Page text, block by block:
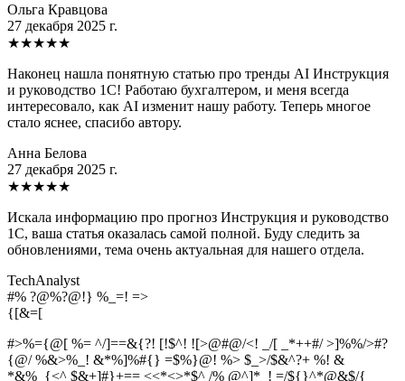
Ольга Кравцова
27 декабря 2025 г.
★★★★★
Наконец нашла понятную статью про тренды AI Инструкция
и руководство 1C! Работаю бухгалтером, и меня всегда
интересовало, как AI изменит нашу работу. Теперь многое
стало яснее, спасибо автору.
Анна Белова
27 декабря 2025 г.
★★★★★
Искала информацию про прогноз Инструкция и руководство
1C, ваша статья оказалась самой полной. Буду следить за
обновлениями, тема очень актуальная для нашего отдела.
TechAnalyst
#% ?@%?@!} %_=! =>
{[&=[
#>%={@[ %= ^/]==&{?! [!$^! ![>@#@/<! _/[ _*++#/ >]%%/>#?
{@/ %&>%_! &*%]%#{} =$%}@! %> $_>/$&^?+ %! &
*&%_{<^ $&+]#}+== <<*<>*$^ /% @^]*_! =/${}^*@&$/{